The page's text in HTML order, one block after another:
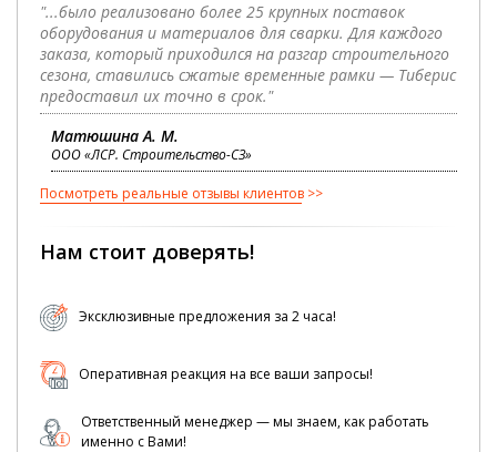
"...было реализовано более 25 крупных поставок
оборудования и материалов для сварки. Для каждого
заказа, который приходился на разгар строительного
сезона, ставились сжатые временные рамки — Тиберис
предоставил их точно в срок."
Матюшина А. М.
ООО «ЛСР. Строительство-СЗ»
Посмотреть реальные отзывы клиентов
Нам стоит доверять!
Эксклюзивные предложения за 2 часа!
Оперативная реакция на все ваши запросы!
Ответственный менеджер — мы знаем, как работать
именно с Вами!